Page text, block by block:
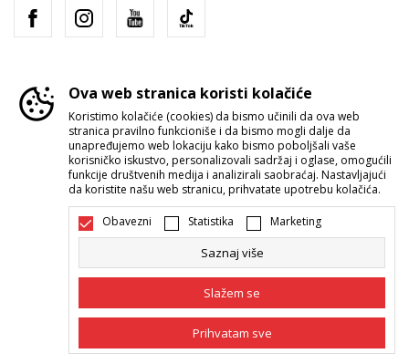
Srbija Promenite
Nastojimo da budemo što precizniji u opisu proizvoda, prikazu slika i
bez grešaka. Svi artikli prikazani na sajtu su deo naše ponude i ne
podrazumeva da su dostupni u svakom trenutku. Raspoloživost robe
možete proveriti pozivom Call Centra na 011 422 1422.
©2026www.sportvision.rs, IzradaNB SOFT. Sva prava zadržana.
Ova web stranica koristi kolačiće
Koristimo kolačiće (cookies) da bismo učinili da ova web
stranica pravilno funkcioniše i da bismo mogli dalje da
unapređujemo web lokaciju kako bismo poboljšali vaše
korisničko iskustvo, personalizovali sadržaj i oglase, omogućili
funkcije društvenih medija i analizirali saobraćaj. Nastavljajući
da koristite našu web stranicu, prihvatate upotrebu kolačića.
Obavezni Statistika Marketing
Saznaj više
Slažem se
Prihvatam sve